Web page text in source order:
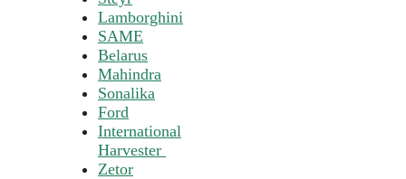
Lamborghini
SAME
Belarus
Mahindra
Sonalika
Ford
International
Harvester
Zetor